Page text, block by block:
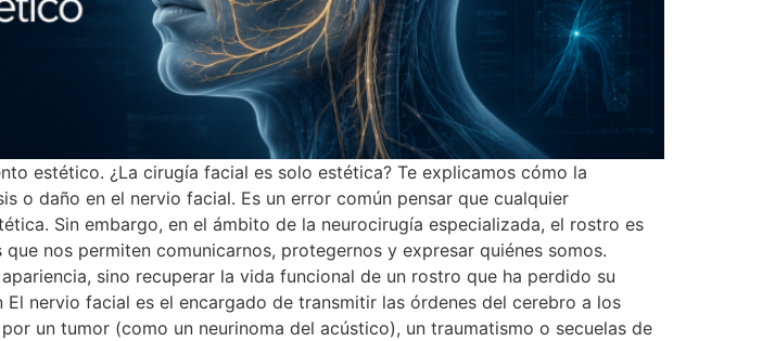
estético. ¿La cirugía facial es solo estética? Te explicamos cómo la
o daño en el nervio facial. Es un error común pensar que cualquier
Sin embargo, en el ámbito de la neurocirugía especializada, el rostro es
nos permiten comunicarnos, protegernos y expresar quiénes somos.
sino recuperar la vida funcional de un rostro que ha perdido su
nervio facial es el encargado de transmitir las órdenes del cerebro a los
un tumor (como un neurinoma del acústico), un traumatismo o secuelas de